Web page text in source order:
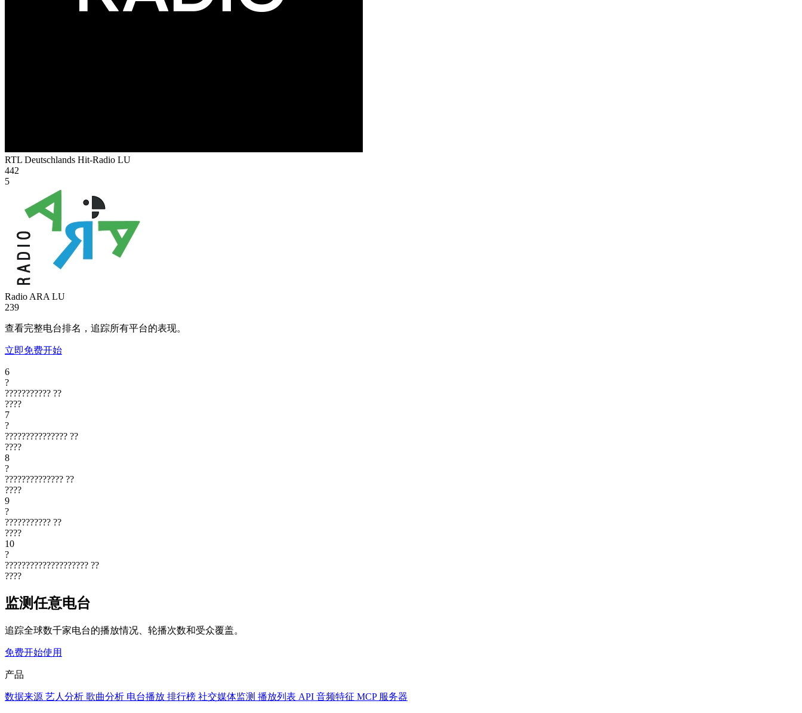
RTL Deutschlands Hit-Radio LU
442
5
Radio ARA LU
239
查看完整电台排名，追踪所有平台的表现。
立即免费开始
6
?
??????????? ??
????
7
?
??????????????? ??
????
8
?
?????????????? ??
????
9
?
??????????? ??
????
10
?
???????????????????? ??
????
监测任意电台
追踪全球数千家电台的播放情况、轮播次数和受众覆盖。
免费开始使用
产品
数据来源 艺人分析 歌曲分析 电台播放 排行榜 社交媒体监测 播放列表 API 音频特征 MCP 服务器